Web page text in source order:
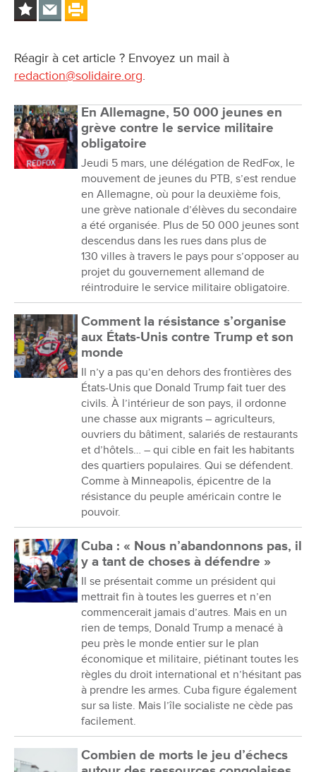
Réagir à cet article ? Envoyez un mail à
redaction@solidaire.org.
En Allemagne, 50 000 jeunes en
grève contre le service militaire
obligatoire
Jeudi 5 mars, une délégation de RedFox, le
mouvement de jeunes du PTB, s’est rendue
en Allemagne, où pour la deuxième fois,
une grève nationale d’élèves du secondaire
a été organisée. Plus de 50 000 jeunes sont
descendus dans les rues dans plus de
130 villes à travers le pays pour s’opposer au
projet du gouvernement allemand de
réintroduire le service militaire obligatoire.
Comment la résistance s’organise
aux États-Unis contre Trump et son
monde
Il n’y a pas qu’en dehors des frontières des
États-Unis que Donald Trump fait tuer des
civils. À l’intérieur de son pays, il ordonne
une chasse aux migrants – agriculteurs,
ouvriers du bâtiment, salariés de restaurants
et d’hôtels… – qui cible en fait les habitants
des quartiers populaires. Qui se défendent.
Comme à Minneapolis, épicentre de la
résistance du peuple américain contre le
pouvoir.
Cuba : « Nous n’abandonnons pas, il
y a tant de choses à défendre »
Il se présentait comme un président qui
mettrait fin à toutes les guerres et n’en
commencerait jamais d’autres. Mais en un
rien de temps, Donald Trump a menacé à
peu près le monde entier sur le plan
économique et militaire, piétinant toutes les
règles du droit international et n’hésitant pas
à prendre les armes. Cuba figure également
sur sa liste. Mais l’île socialiste ne cède pas
facilement.
Combien de morts le jeu d’échecs